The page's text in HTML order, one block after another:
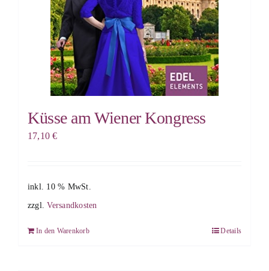
Küsse am Wiener Kongress
17,10€
inkl. 10 % MwSt.
zzgl.Versandkosten
In den Warenkorb Details